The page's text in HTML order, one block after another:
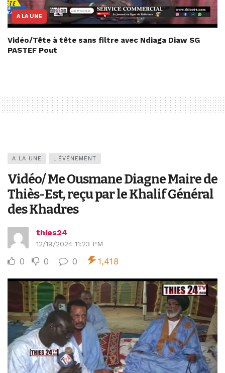
A LA UNE
Vidéo/Tête à tête sans filtre avec Ndiaga Diaw SG
PASTEF Pout
A LA UNE L'ÉVÉNEMENT
Vidéo/ Me Ousmane Diagne Maire de
Thiès-Est, reçu par le Khalif Général
des Khadres
thies24
12/19/2024 11:23 PM
0 0 0 1,418